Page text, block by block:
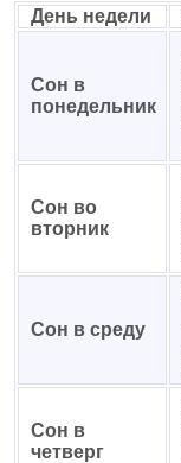
День недели
Сон в
понедельник
Сон во
вторник
Сон в среду
Сон в
четверг